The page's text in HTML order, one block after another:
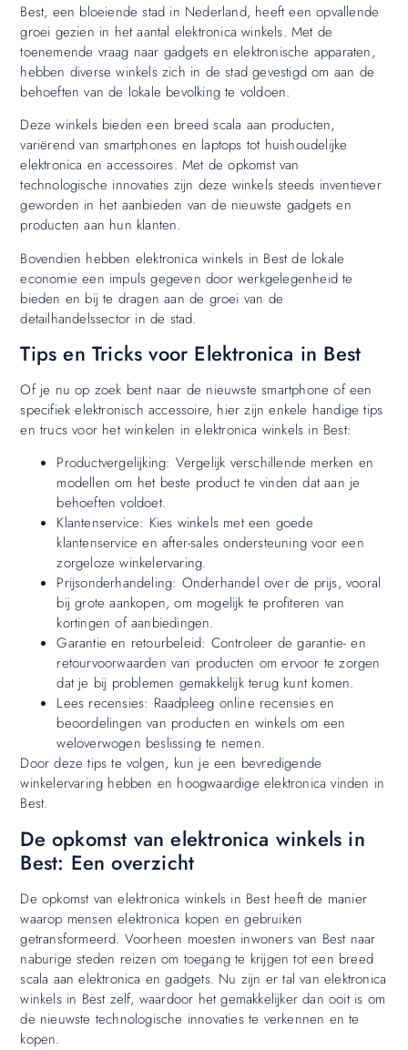
Best, een bloeiende stad in Nederland, heeft een opvallende
groei gezien in het aantal elektronica winkels. Met de
toenemende vraag naar gadgets en elektronische apparaten,
hebben diverse winkels zich in de stad gevestigd om aan de
behoeften van de lokale bevolking te voldoen.
Deze winkels bieden een breed scala aan producten,
variërend van smartphones en laptops tot huishoudelijke
elektronica en accessoires. Met de opkomst van
technologische innovaties zijn deze winkels steeds inventiever
geworden in het aanbieden van de nieuwste gadgets en
producten aan hun klanten.
Bovendien hebben elektronica winkels in Best de lokale
economie een impuls gegeven door werkgelegenheid te
bieden en bij te dragen aan de groei van de
detailhandelssector in de stad.
Tips en Tricks voor Elektronica in Best
Of je nu op zoek bent naar de nieuwste smartphone of een
specifiek elektronisch accessoire, hier zijn enkele handige tips
en trucs voor het winkelen in elektronica winkels in Best:
Productvergelijking: Vergelijk verschillende merken en
modellen om het beste product te vinden dat aan je
behoeften voldoet.
Klantenservice: Kies winkels met een goede
klantenservice en after-sales ondersteuning voor een
zorgeloze winkelervaring.
Prijsonderhandeling: Onderhandel over de prijs, vooral
bij grote aankopen, om mogelijk te profiteren van
kortingen of aanbiedingen.
Garantie en retourbeleid: Controleer de garantie- en
retourvoorwaarden van producten om ervoor te zorgen
dat je bij problemen gemakkelijk terug kunt komen.
Lees recensies: Raadpleeg online recensies en
beoordelingen van producten en winkels om een
weloverwogen beslissing te nemen.
Door deze tips te volgen, kun je een bevredigende
winkelervaring hebben en hoogwaardige elektronica vinden in
Best.
De opkomst van elektronica winkels in
Best: Een overzicht
De opkomst van elektronica winkels in Best heeft de manier
waarop mensen elektronica kopen en gebruiken
getransformeerd. Voorheen moesten inwoners van Best naar
naburige steden reizen om toegang te krijgen tot een breed
scala aan elektronica en gadgets. Nu zijn er tal van elektronica
winkels in Best zelf, waardoor het gemakkelijker dan ooit is om
de nieuwste technologische innovaties te verkennen en te
kopen.